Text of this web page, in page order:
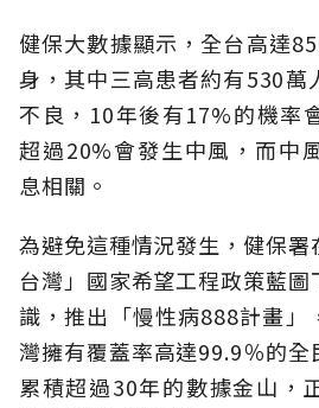
健保大數據顯示，全台高達
身，其中三高患者約有530萬
不良，10年後有17%的機率
超過20%會發生中風，而中
息相關。
為避免這種情況發生，健保
台灣」國家希望工程政策藍
識，推出「慢性病888計畫」
灣擁有覆蓋率高達99.9％的
累積超過30年的數據金山，